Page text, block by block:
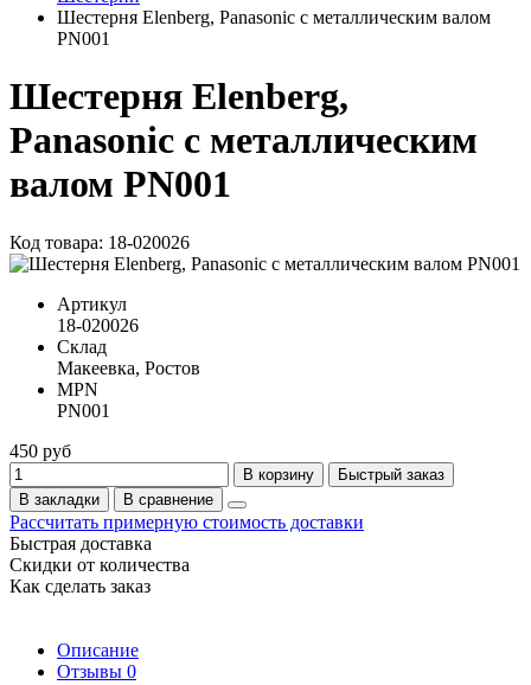
Шестерня Elenberg, Panasonic с металлическим валом
PN001
Шестерня Elenberg,
Panasonic с металлическим
валом PN001
Код товара: 18-020026
Артикул
18-020026
Склад
Макеевка, Ростов
MPN
PN001
450 руб
В корзину
Быстрый заказ
В закладки
В сравнение
Рассчитать примерную стоимость доставки
Быстрая доставка
Скидки от количества
Как сделать заказ
Описание
Отзывы 0